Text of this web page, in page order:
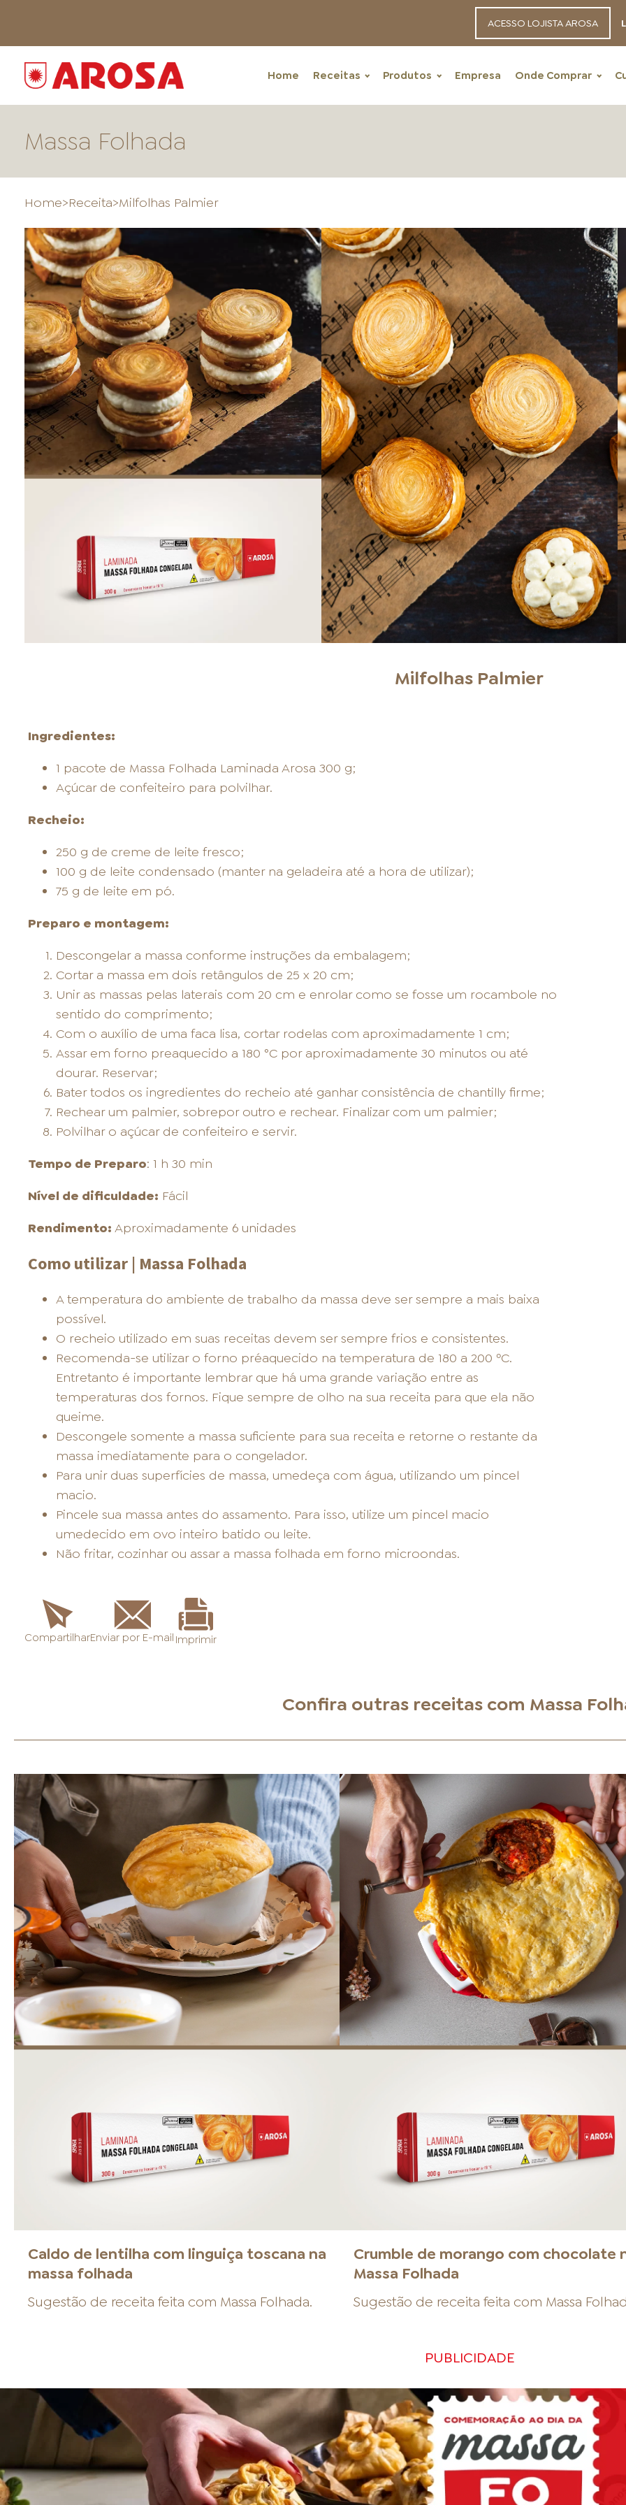
ACESSO LOJISTA AROSA
Home Receitas Produtos Empresa Onde Comprar
HOME
ONDE COMPRAR LOJAS AROSA
FOOD SERVICE EMPRESA
INVERNO SAC
Massa Folhada
Home>Receita>Milfolhas Palmier
Milfolhas Palmier
Ingredientes:
1 pacote de Massa Folhada Laminada Arosa 300 g;
Açúcar de confeiteiro para polvilhar.
Recheio:
250 g de creme de leite fresco;
100 g de leite condensado (manter na geladeira até a hora de utilizar);
75 g de leite em pó.
Preparo e montagem:
Descongelar a massa conforme instruções da embalagem;
Cortar a massa em dois retângulos de 25 x 20 cm;
Unir as massas pelas laterais com 20 cm e enrolar como se fosse um rocambole no
sentido do comprimento;
Com o auxílio de uma faca lisa, cortar rodelas com aproximadamente 1 cm;
Assar em forno preaquecido a 180 °C por aproximadamente 30 minutos ou até
dourar. Reservar;
Bater todos os ingredientes do recheio até ganhar consistência de chantilly firme;
Rechear um palmier, sobrepor outro e rechear. Finalizar com um palmier;
Polvilhar o açúcar de confeiteiro e servir.
Tempo de Preparo: 1 h 30 min
Nível de dificuldade: Fácil
Rendimento: Aproximadamente 6 unidades
Como utilizar | Massa Folhada
A temperatura do ambiente de trabalho da massa deve ser sempre a mais baixa
possível.
O recheio utilizado em suas receitas devem ser sempre frios e consistentes.
Recomenda-se utilizar o forno préaquecido na temperatura de 180 a 200 ºC.
Entretanto é importante lembrar que há uma grande variação entre as
temperaturas dos fornos. Fique sempre de olho na sua receita para que ela não
queime.
Descongele somente a massa suficiente para sua receita e retorne o restante da
massa imediatamente para o congelador.
Para unir duas superfícies de massa, umedeça com água, utilizando um pincel
macio.
Pincele sua massa antes do assamento. Para isso, utilize um pincel macio
umedecido em ovo inteiro batido ou leite.
Não fritar, cozinhar ou assar a massa folhada em forno microondas.
CompartilharEnviar por E-mail Imprimir
Confira outras receitas com Massa
Caldo de lentilha com linguiça toscana na
massa folhada
Sugestão de receita feita com Massa Folhada.
Crumble de morango com chocolate
Massa Folhada
Sugestão de receita feita com Massa
PUBLICIDADE